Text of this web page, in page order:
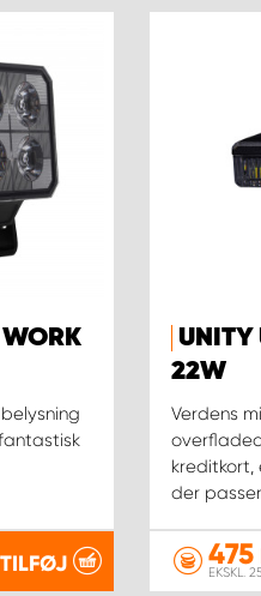
belysning
TILFØJ
UNITY
22W
Verdens
kreditkort,
der
475
EKSKL.